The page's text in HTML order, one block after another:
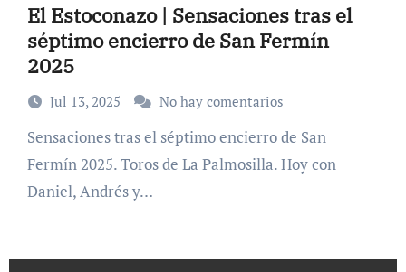
El Estoconazo | Sensaciones tras el
séptimo encierro de San Fermín
2025
Jul 13, 2025 No hay comentarios
Sensaciones tras el séptimo encierro de San
Fermín 2025. Toros de La Palmosilla. Hoy con
Daniel, Andrés y…